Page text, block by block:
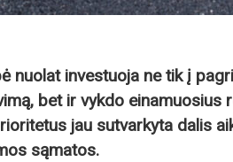
nuolat investuoja ne tik į
bet ir vykdo einamuosius
jau sutvarkyta dalis
sąmatos.